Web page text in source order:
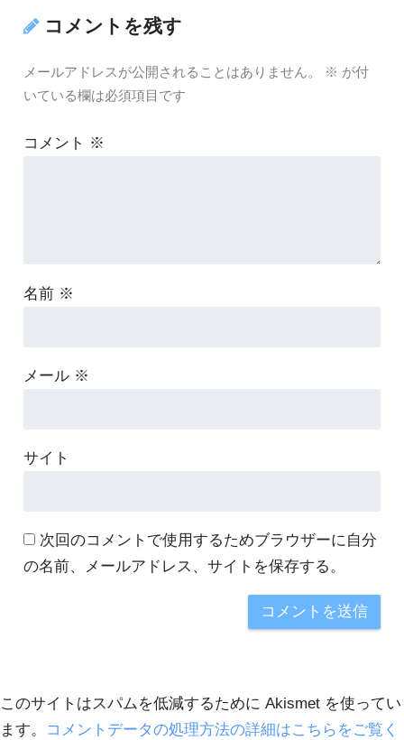
コメントを残す
メールアドレスが公開されることはありません。 ※ が付
いている欄は必須項目です
コメント ※
名前 ※
メール ※
サイト
次回のコメントで使用するためブラウザーに自分
の名前、メールアドレス、サイトを保存する。
このサイトはスパムを低減するために Akismet を使ってい
ます。
コメントデータの処理方法の詳細はこちらをご覧く